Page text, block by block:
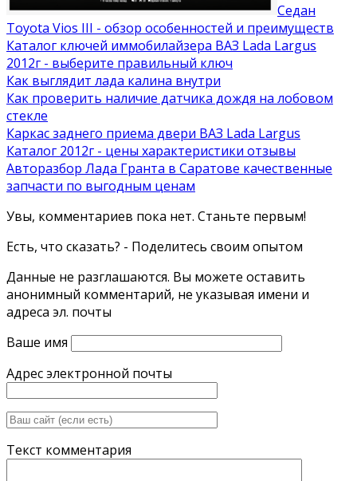
Седан
Toyota Vios III - обзор особенностей и преимуществ
Каталог ключей иммобилайзера ВАЗ Lada Largus
2012г - выберите правильный ключ
Как выглядит лада калина внутри
Как проверить наличие датчика дождя на лобовом
стекле
Каркас заднего приема двери ВАЗ Lada Largus
Каталог 2012г - цены характеристики отзывы
Авторазбор Лада Гранта в Саратове качественные
запчасти по выгодным ценам
Увы, комментариев пока нет. Станьте первым!
Есть, что сказать? - Поделитесь своим опытом
Данные не разглашаются. Вы можете оставить
анонимный комментарий, не указывая имени и
адреса эл. почты
Ваше имя
Адрес электронной почты
Текст комментария